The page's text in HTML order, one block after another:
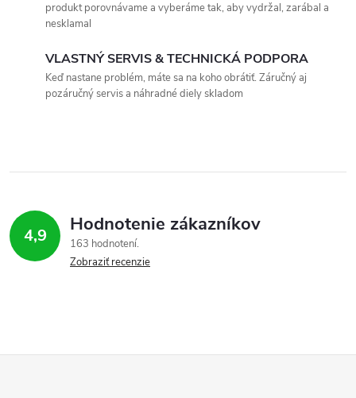
produkt porovnávame a vyberáme tak, aby vydržal, zarábal a
nesklamal
VLASTNÝ SERVIS & TECHNICKÁ PODPORA
Keď nastane problém, máte sa na koho obrátiť. Záručný aj
pozáručný servis a náhradné diely skladom
4,9 Hodnotenie zákazníkov
163 hodnotení
Zobraziť recenzie